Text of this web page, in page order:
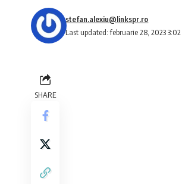
Last updated: februarie 28, 2023
stefan.alexiu@linkspr.ro
SHARE